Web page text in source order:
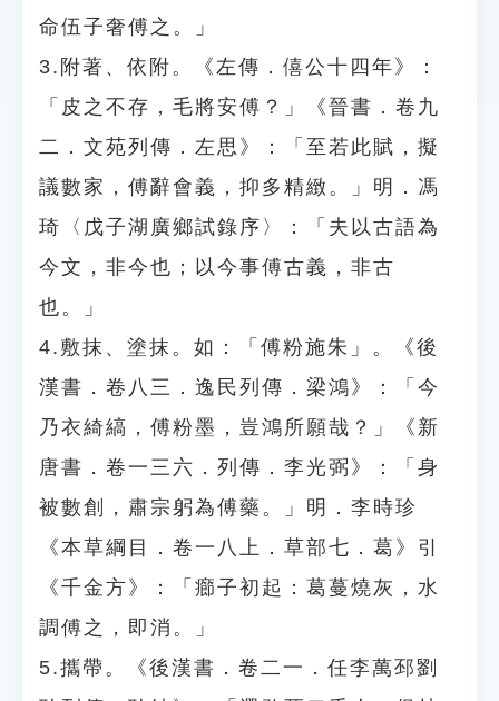
命伍子奢傅之。」
3.附著、依附。《左傳．僖公十四年》：
「皮之不存，毛將安傅？」《晉書．卷九
二．文苑列傳．左思》：「至若此賦，擬
議數家，傅辭會義，抑多精緻。」明．馮
琦〈戊子湖廣鄉試錄序〉：「夫以古語為
今文，非今也；以今事傅古義，非古
也。」
4.敷抹、塗抹。如：「傅粉施朱」。《後
漢書．卷八三．逸民列傳．梁鴻》：「今
乃衣綺縞，傅粉墨，豈鴻所願哉？」《新
唐書．卷一三六．列傳．李光弼》：「身
被數創，肅宗躬為傅藥。」明．李時珍
《本草綱目．卷一八上．草部七．葛》引
《千金方》：「癤子初起：葛蔓燒灰，水
調傅之，即消。」
5.攜帶。《後漢書．卷二一．任李萬邳劉